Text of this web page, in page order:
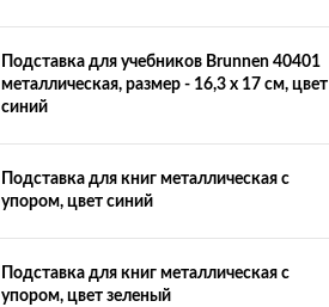
Подставка для учебников Brunnen 40401
металлическая, размер - 16,3 х 17 см, цвет
синий
Подставка для книг металлическая с
упором, цвет синий
Подставка для книг металлическая с
упором, цвет зеленый